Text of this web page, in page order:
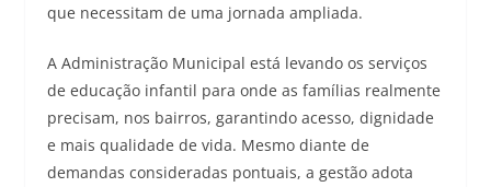
que necessitam de uma jornada ampliada.
A Administração Municipal está levando os serviços
de educação infantil para onde as famílias realmente
precisam, nos bairros, garantindo acesso, dignidade
e mais qualidade de vida. Mesmo diante de
demandas consideradas pontuais, a gestão adota